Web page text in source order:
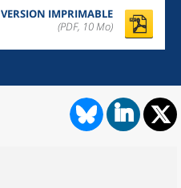
VERSION IMPRIMABLE
(PDF, 10 Mo)